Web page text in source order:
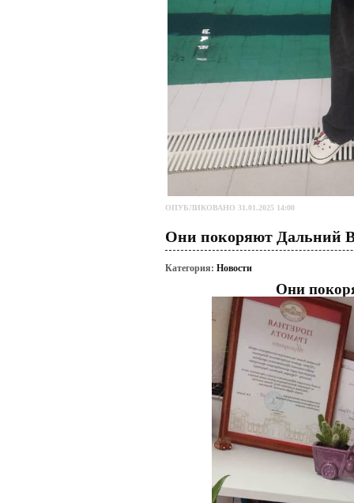
ОПУБЛИКОВАНО 31.01.2025 14:00
Они покоряют Дальний
Категория: Новости
Они